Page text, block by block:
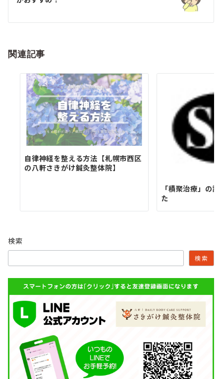
ー
シ
ン
関連記事
自律神経を整える方法【札幌市西区
の八軒さきがけ鍼灸整体院】
「積聚治療」の
た
検索
検索